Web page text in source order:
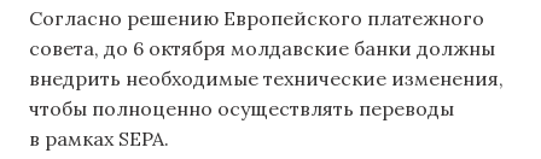
Согласно решению Европейского платежного
совета, до 6 октября молдавские банки должны
внедрить необходимые технические изменения,
чтобы полноценно осуществлять переводы
в рамках SEPA.